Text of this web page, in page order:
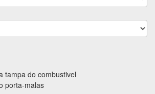
tampa do combustivel
porta-malas